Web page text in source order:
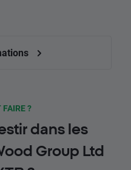
?
dans les
Group Ltd